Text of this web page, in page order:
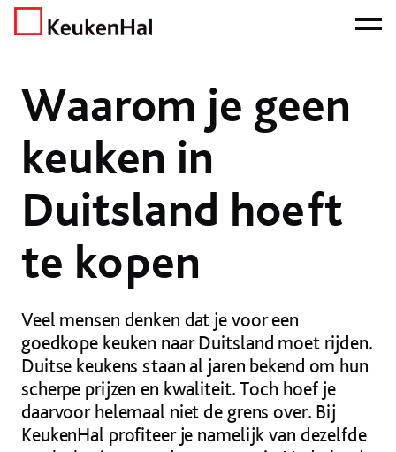
Home Nieuws
Nieuws
Waarom je geen keuken in Duitsland hoeft te kopen
Waarom je geen
keuken in
Duitsland hoeft
te kopen
Veel mensen denken dat je voor een
goedkope keuken naar Duitsland moet rijden.
Duitse keukens staan al jaren bekend om hun
scherpe prijzen en kwaliteit. Toch hoef je
daarvoor helemaal niet de grens over. Bij
KeukenHal profiteer je namelijk van dezelfde